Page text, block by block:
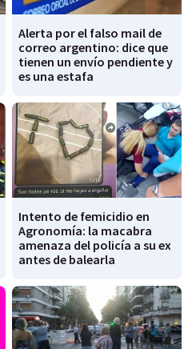
Alerta por el falso mail de
correo argentino: dice que
tienen un envío pendiente y
es una estafa
Intento de femicidio en
Agronomía: la macabra
amenaza del policía a su ex
antes de balearla